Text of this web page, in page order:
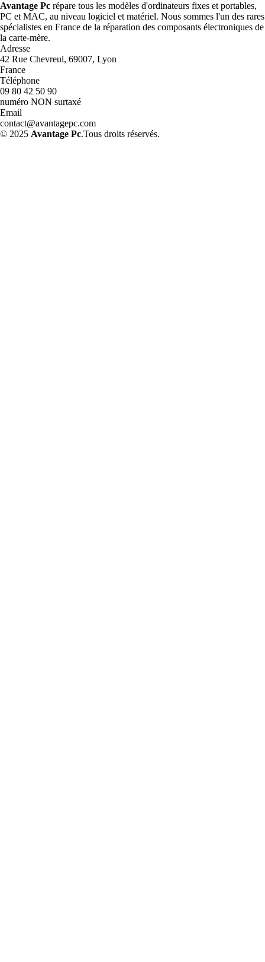
Avantage Pc répare tous les modèles d'ordinateurs fixes et portables,
PC et MAC, au niveau logiciel et matériel. Nous sommes l'un des rares
spécialistes en France de la réparation des composants électroniques de
la carte-mère.
Adresse
42 Rue Chevreul, 69007, Lyon
France
Téléphone
09 80 42 50 90
numéro NON surtaxé
Email
contact@avantagepc.com
© 2025 Avantage Pc.Tous droits réservés.